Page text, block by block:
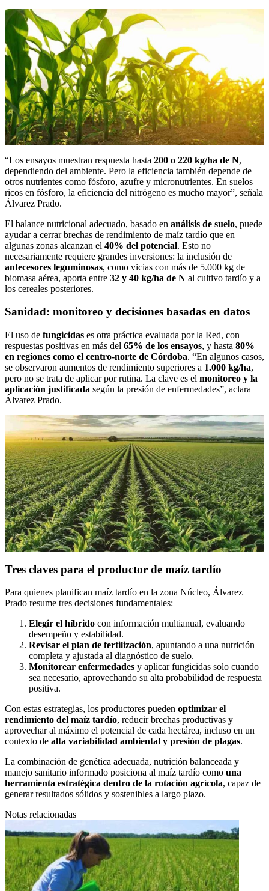
“Los ensayos muestran respuesta hasta 200 o 220 kg/ha de N,
dependiendo del ambiente. Pero la eficiencia también depende de
otros nutrientes como fósforo, azufre y micronutrientes. En suelos
ricos en fósforo, la eficiencia del nitrógeno es mucho mayor”, señala
Álvarez Prado.
El balance nutricional adecuado, basado en análisis de suelo, puede
ayudar a cerrar brechas de rendimiento de maíz tardío que en
algunas zonas alcanzan el 40% del potencial. Esto no
necesariamente requiere grandes inversiones: la inclusión de
antecesores leguminosas, como vicias con más de 5.000 kg de
biomasa aérea, aporta entre 32 y 40 kg/ha de N al cultivo tardío y a
los cereales posteriores.
Sanidad: monitoreo y decisiones basadas en datos
El uso de fungicidas es otra práctica evaluada por la Red, con
respuestas positivas en más del 65% de los ensayos, y hasta 80%
en regiones como el centro-norte de Córdoba. “En algunos casos,
se observaron aumentos de rendimiento superiores a 1.000 kg/ha,
pero no se trata de aplicar por rutina. La clave es el monitoreo y la
aplicación justificada según la presión de enfermedades”, aclara
Álvarez Prado.
Tres claves para el productor de maíz tardío
Para quienes planifican maíz tardío en la zona Núcleo, Álvarez
Prado resume tres decisiones fundamentales:
Elegir el híbrido con información multianual, evaluando
desempeño y estabilidad.
Revisar el plan de fertilización, apuntando a una nutrición
completa y ajustada al diagnóstico de suelo.
Monitorear enfermedades y aplicar fungicidas solo cuando
sea necesario, aprovechando su alta probabilidad de respuesta
positiva.
Con estas estrategias, los productores pueden optimizar el
rendimiento del maíz tardío, reducir brechas productivas y
aprovechar al máximo el potencial de cada hectárea, incluso en un
contexto de alta variabilidad ambiental y presión de plagas.
La combinación de genética adecuada, nutrición balanceada y
manejo sanitario informado posiciona al maíz tardío como una
herramienta estratégica dentro de la rotación agrícola, capaz de
generar resultados sólidos y sostenibles a largo plazo.
Notas relacionadas